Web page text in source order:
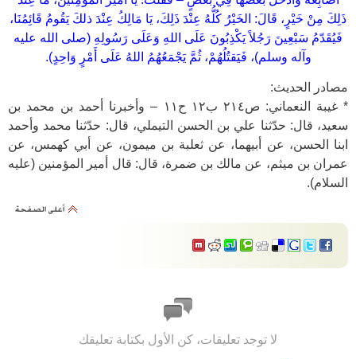
ذَلِكَ مِنْ خَيْرٍ، قَالَ: الخَيْرُ كُلُّهُ عِنْدَ ذَلِكَ، يَا مَالِكُ عِنْدَ ذلكَ يَقُومُ قَائِمُنَا،
فَيُقَدّمُ سَبْعِينَ رَجُلاً يَكْذِبُونَ عَلَى اللهِ وَعَلَى رَسُولِهِ (صلى الله عليه
وآله وسلم)، فَيَقتُلُهُمْ، ثُمَّ يَجْمَعُهُمُ اللهُ عَلَى أَمْرٍ وَاحِدٍ).
مصادر الحديث:
* غيبة النعماني: ص٢١٤ ب١٢ ح١١ – وأخبرنا أحمد بن محمد بن
سعيد، قال: حدّثنا علي بن الحسن التيملي، قال: حدّثنا محمد وأحمد
ابنا الحسن، عن أبيهما، عن ثعلبة بن ميمون، عن أبي كهمس، عن
عمران بن ميثم، عن مالك بن ضمرة، قال: قال أمير المؤمنين (عليه
السلام).
لا توجد تعليقات، كن الأول بكتابة تعليقك